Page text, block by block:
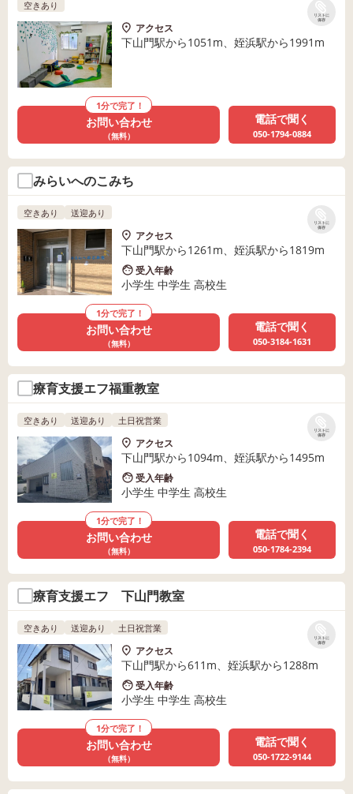
リストに
保存
空きあり
アクセス
下山門駅から1051m、姪浜駅から1991m
1分で完了！
お問い合わせ
（無料）
電話で聞く
050-1794-0884
みらいへのこみち
リストに
保存
空きあり 送迎あり
アクセス
下山門駅から1261m、姪浜駅から1819m
受入年齢
小学生 中学生 高校生
1分で完了！
お問い合わせ
（無料）
電話で聞く
050-3184-1631
療育支援エフ福重教室
リストに
保存
空きあり 送迎あり 土日祝営業
アクセス
下山門駅から1094m、姪浜駅から1495m
受入年齢
小学生 中学生 高校生
1分で完了！
お問い合わせ
（無料）
電話で聞く
050-1784-2394
療育支援エフ 下山門教室
リストに
保存
空きあり 送迎あり 土日祝営業
アクセス
下山門駅から611m、姪浜駅から1288m
受入年齢
小学生 中学生 高校生
1分で完了！
お問い合わせ
（無料）
電話で聞く
050-1722-9144